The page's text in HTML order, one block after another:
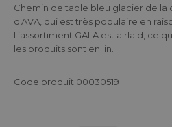
Chemin de table bleu glacier de
d'AVA, qui est très populaire en
L’assortiment GALA est airlaid, ce
les produits sont en lin.
Code produit 00030519